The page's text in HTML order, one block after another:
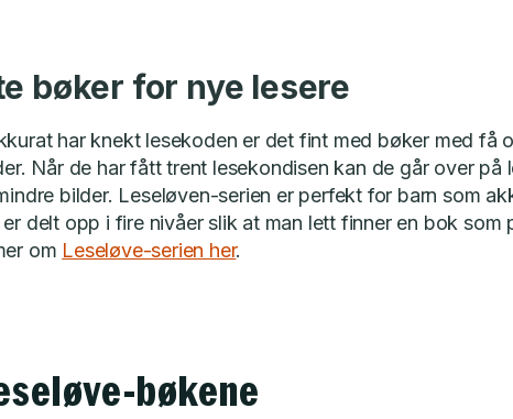
bøker for nye lesere
har knekt lesekoden er det fint med bøker med få
Når de har fått trent lesekondisen kan de går over på
bilder. Leseløven-serien er perfekt for barn som
delt opp i fire nivåer slik at man lett finner en bok som
om Leseløve-serien her.
bøkene